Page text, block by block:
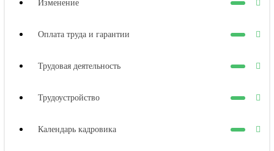
Изменение
Оплата труда и гарантии
Трудовая деятельность
Трудоустройство
Календарь кадровика